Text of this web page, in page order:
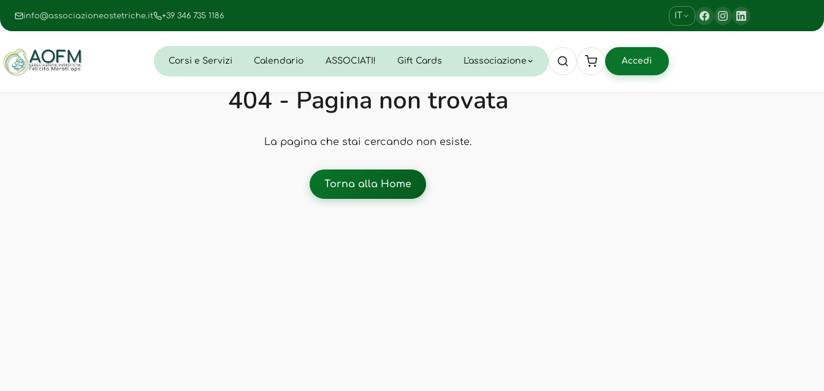
info@associazioneostetriche.it +39 346 735 1186 IT
Corsi e Servizi Calendario ASSOCIATI! Gift Cards L'associazione Accedi
404 - Pagina non trovata
La pagina che stai cercando non esiste.
Torna alla Home